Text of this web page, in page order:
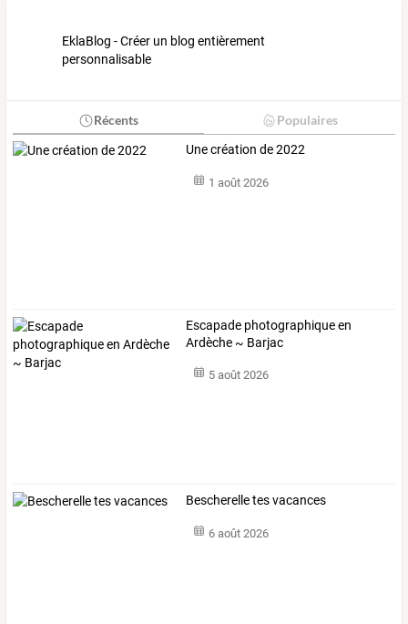
EklaBlog - Créer un blog entièrement
personnalisable
Récents Populaires
Une création de 2022
1 août 2026
Escapade photographique en
Ardèche ~ Barjac
5 août 2026
Bescherelle tes vacances
6 août 2026